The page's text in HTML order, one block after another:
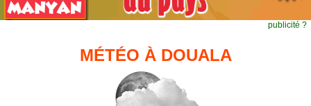
publicité ?
MÉTÉO À DOUALA